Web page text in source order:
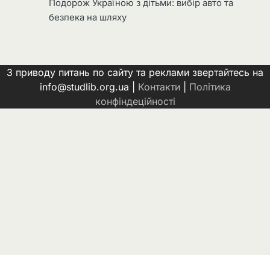
Подорож Україною з дітьми: вибір авто та
безпека на шляху
З приводу питань по сайту та реклами звертайтесь на
info@studlib.org.ua | Контакти| Політика
конфіндеційності